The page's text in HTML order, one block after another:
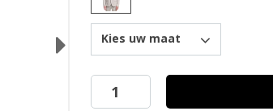
Next Kies uw maat